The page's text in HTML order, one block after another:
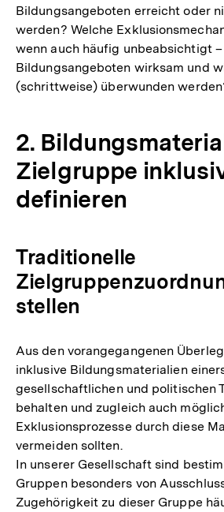
Bildungsangeboten erreicht oder
werden? Welche
wenn auch häufig unbeabsichtigt –
Bildungsangeboten wirksam und
(schrittweise) überwunden
2.
Zielgruppe
definieren
Traditionelle
stellen
Aus den vorangegangenen
inklusive Bildungsmaterialien
gesellschaftlichen und politischen
behalten und zugleich auch
Exklusionsprozesse durch diese
vermeiden sollten.
In unserer Gesellschaft sind
Gruppen besonders von
Zugehörigkeit zu dieser Gruppe